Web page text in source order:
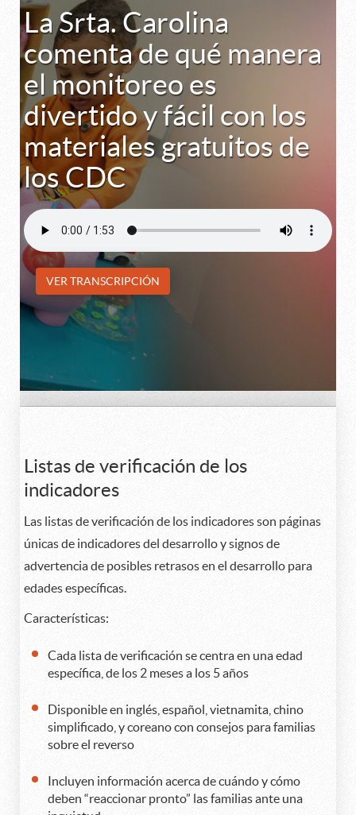
La Srta. Carolina
comenta de qué manera
el monitoreo es
divertido y fácil con los
materiales gratuitos de
los CDC
VER TRANSCRIPCIÓN
Listas de verificación de los
indicadores
Las listas de verificación de los indicadores son páginas
únicas de indicadores del desarrollo y signos de
advertencia de posibles retrasos en el desarrollo para
edades específicas.
Características:
Cada lista de verificación se centra en una edad
específica, de los 2 meses a los 5 años
Disponible en inglés, español, vietnamita, chino
simplificado, y coreano con consejos para familias
sobre el reverso
Incluyen información acerca de cuándo y cómo
deben “reaccionar pronto” las familias ante una